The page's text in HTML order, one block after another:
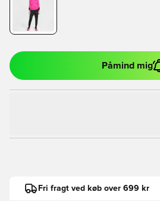
Påmind mig
Fri fragt ved køb over 699 kr